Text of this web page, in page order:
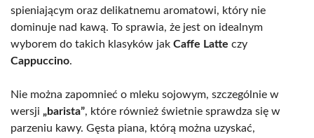
spieniającym oraz delikatnemu aromatowi, który nie
dominuje nad kawą. To sprawia, że jest on idealnym
wyborem do takich klasyków jak Caffe Latte czy
Cappuccino.
Nie można zapomnieć o mleku sojowym, szczególnie w
wersji „barista”, które również świetnie sprawdza się w
parzeniu kawy. Gęsta piana, którą można uzyskać,